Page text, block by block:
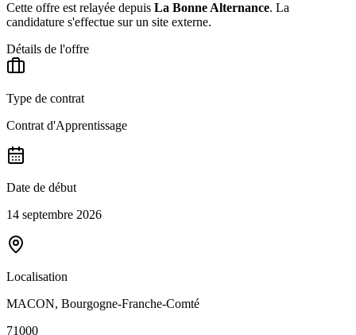
Cette offre est relayée depuis La Bonne Alternance. La
candidature s'effectue sur un site externe.
Détails de l'offre
Type de contrat
Contrat d'Apprentissage
Date de début
14 septembre 2026
Localisation
MACON, Bourgogne-Franche-Comté
71000